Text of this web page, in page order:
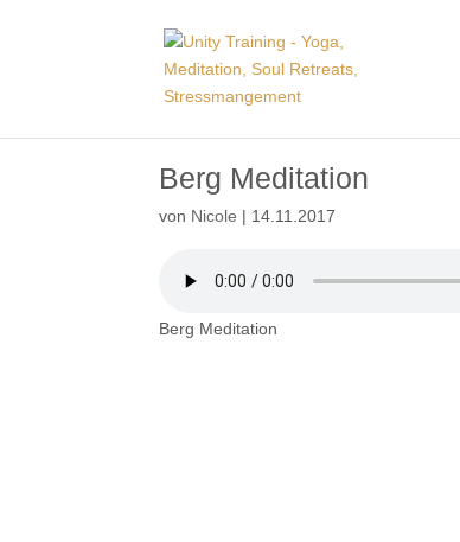
Berg Meditation
von Nicole | 14.11.2017
Berg Meditation